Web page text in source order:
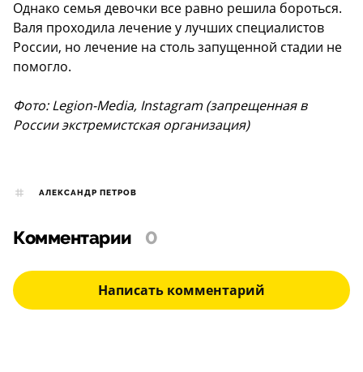
Однако семья девочки все равно решила бороться.
Валя проходила лечение у лучших специалистов
России, но лечение на столь запущенной стадии не
помогло.
Фото: Legion-Media, Instagram (запрещенная в
России экстремистская организация)
АЛЕКСАНДР ПЕТРОВ
Комментарии 0
Написать комментарий